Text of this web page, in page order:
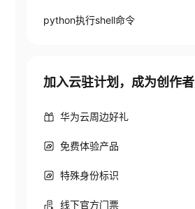
python执行shell命令
加入云驻计划，成为创作者
华为云周边好礼
免费体验产品
特殊身份标识
线下官方门票